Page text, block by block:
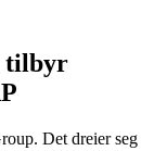
tilbyr
Det dreier seg